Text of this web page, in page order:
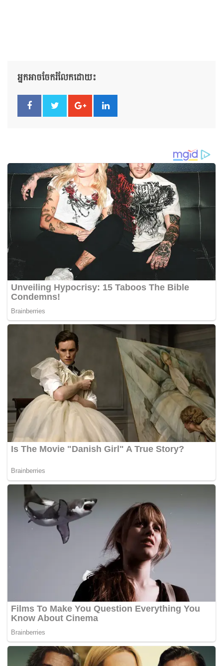
អ្នកអាចចែករំលែកដោយ៖